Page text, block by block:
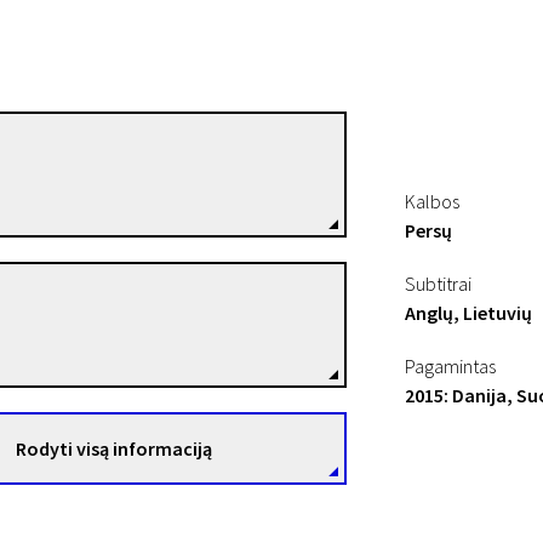
Rodyti visą informaciją
Kalbos
Persų
Subtitrai
Anglų, Lietuvių
Pagamintas
2015: Danija,